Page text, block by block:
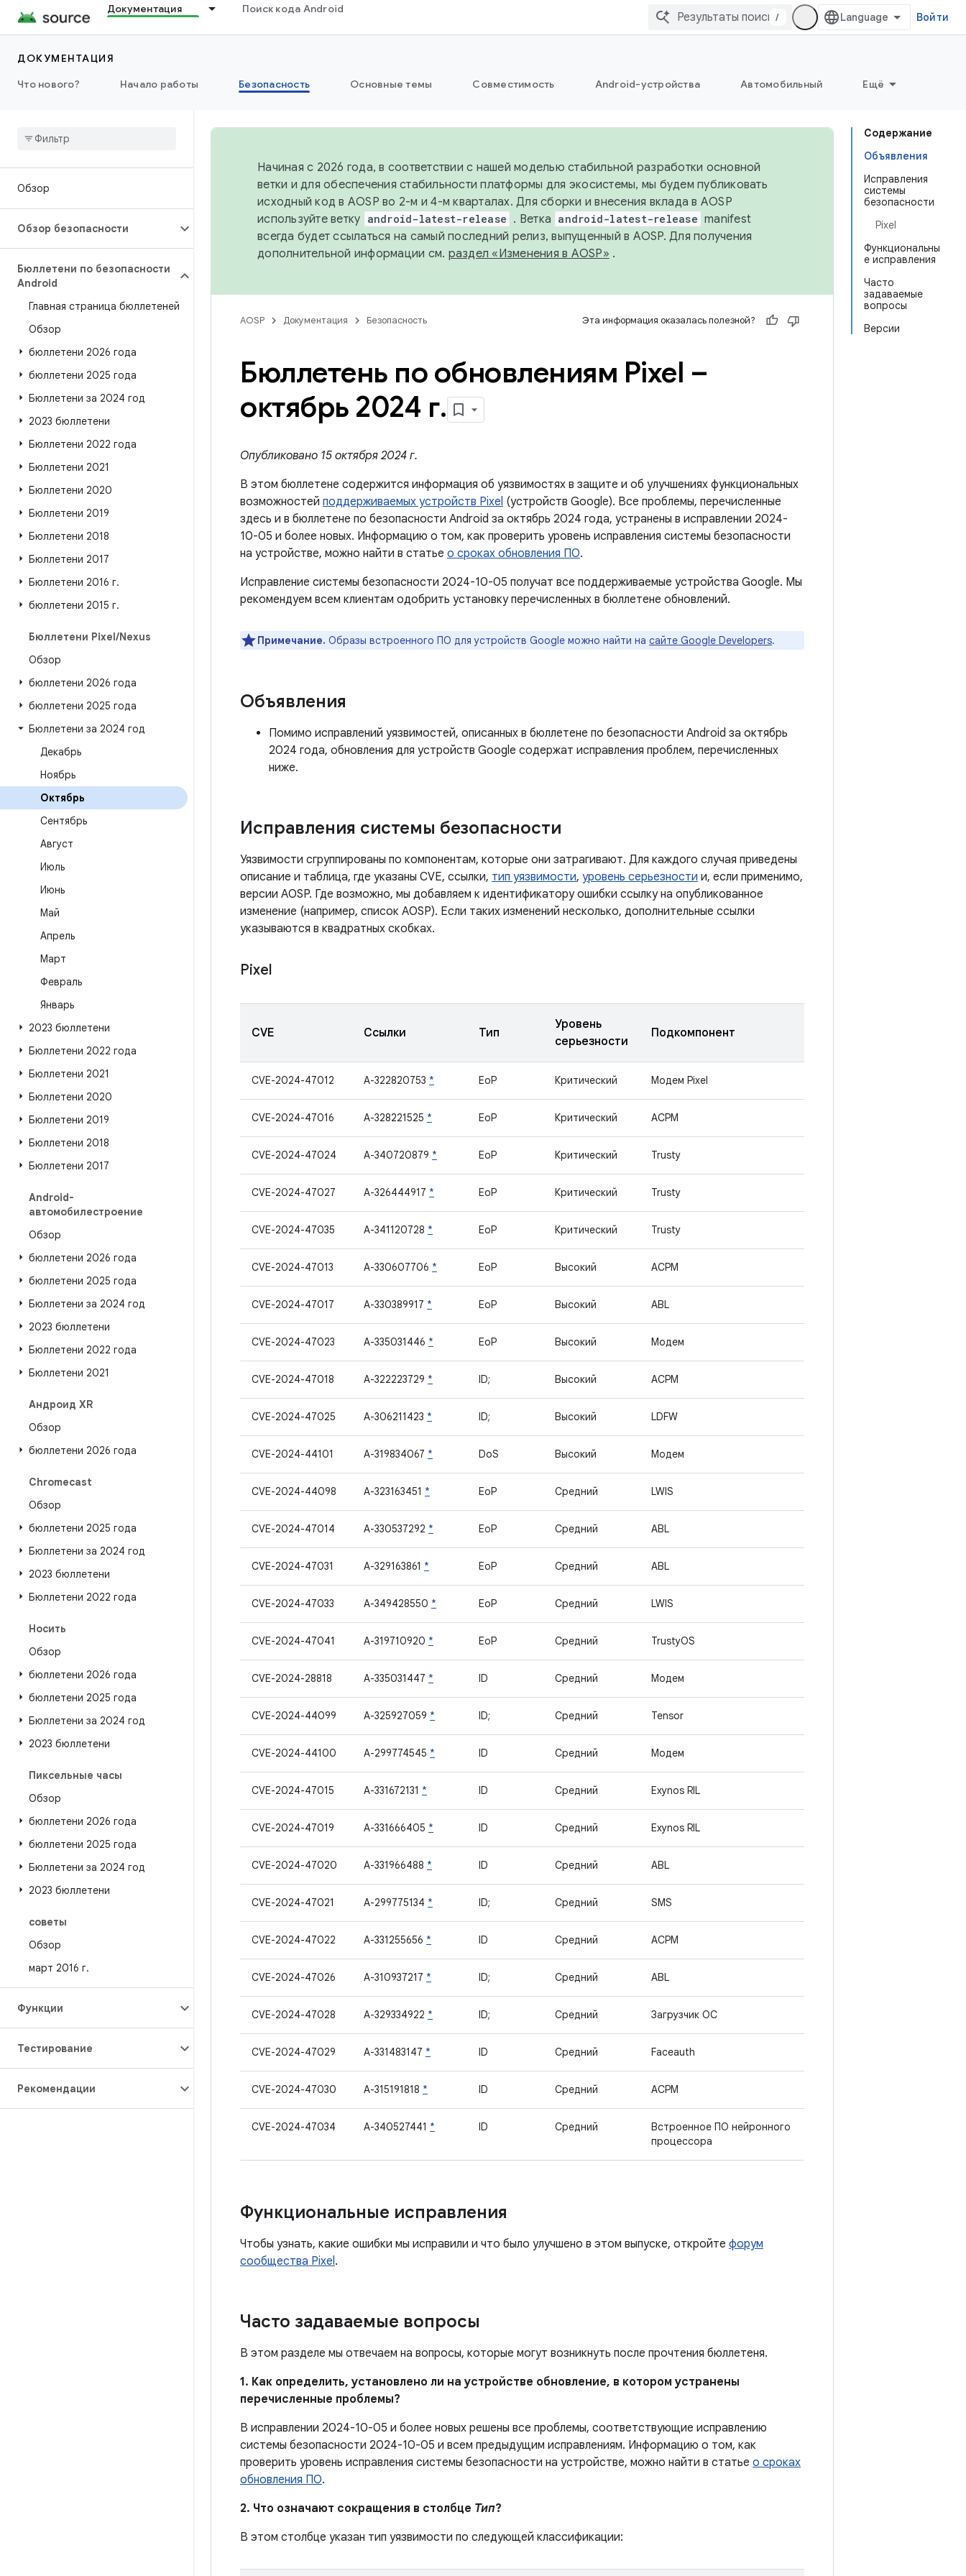
Документация Поиск кода Android
/ Войти
ДОКУМЕНТАЦИЯ
Что нового?
Начало работы Безопасность Основные темы Совместимость Android-устройства Автомобильный Ещё
Обзор
Обзор безопасности
Бюллетени по безопасности
Android
Главная страница бюллетеней
Обзор
бюллетени 2026 года
бюллетени 2025 года
Бюллетени за 2024 год
2023 бюллетени
Бюллетени 2022 года
Бюллетени 2021
Бюллетени 2020
Бюллетени 2019
Бюллетени 2018
Бюллетени 2017
Бюллетени 2016 г.
бюллетени 2015 г.
Бюллетени Pixel/Nexus
Обзор
бюллетени 2026 года
бюллетени 2025 года
Бюллетени за 2024 год
Декабрь
Ноябрь
Октябрь
Сентябрь
Август
Июль
Июнь
Май
Апрель
Март
Февраль
Январь
2023 бюллетени
Бюллетени 2022 года
Бюллетени 2021
Бюллетени 2020
Бюллетени 2019
Бюллетени 2018
Бюллетени 2017
Android-
автомобилестроение
Обзор
бюллетени 2026 года
бюллетени 2025 года
Бюллетени за 2024 год
2023 бюллетени
Бюллетени 2022 года
Бюллетени 2021
Андроид XR
Обзор
бюллетени 2026 года
Chromecast
Обзор
бюллетени 2025 года
Бюллетени за 2024 год
2023 бюллетени
Бюллетени 2022 года
Носить
Обзор
бюллетени 2026 года
бюллетени 2025 года
Бюллетени за 2024 год
2023 бюллетени
Пиксельные часы
Обзор
бюллетени 2026 года
бюллетени 2025 года
Бюллетени за 2024 год
2023 бюллетени
советы
Обзор
март 2016 г.
Функции
Тестирование
Рекомендации
Содержание
Объявления
Исправления
системы
безопасности
Pixel
Функциональны
е исправления
Часто
задаваемые
вопросы
Версии
Начиная с 2026 года, в соответствии с нашей моделью стабильной разработки основной
ветки и для обеспечения стабильности платформы для экосистемы, мы будем публиковать
исходный код в AOSP во 2-м и 4-м кварталах. Для сборки и внесения вклада в AOSP
используйте ветку android-latest-release . Ветка android-latest-release manifest
всегда будет ссылаться на самый последний релиз, выпущенный в AOSP. Для получения
дополнительной информации см. раздел «Изменения в AOSP» .
AOSP Документация Безопасность Эта информация оказалась полезной?
Бюллетень по обновлениям Pixel –
октябрь 2024 г.
Опубликовано 15 октября 2024 г.
В этом бюллетене содержится информация об уязвимостях в защите и об улучшениях функциональных
возможностей поддерживаемых устройств Pixel (устройств Google). Все проблемы, перечисленные
здесь и в бюллетене по безопасности Android за октябрь 2024 года, устранены в исправлении 2024-
10-05 и более новых. Информацию о том, как проверить уровень исправления системы безопасности
на устройстве, можно найти в статье о сроках обновления ПО.
Исправление системы безопасности 2024-10-05 получат все поддерживаемые устройства Google. Мы
рекомендуем всем клиентам одобрить установку перечисленных в бюллетене обновлений.
Примечание. Образы встроенного ПО для устройств Google можно найти на сайте Google Developers.
Объявления
Помимо исправлений уязвимостей, описанных в бюллетене по безопасности Android за октябрь
2024 года, обновления для устройств Google содержат исправления проблем, перечисленных
ниже.
Исправления системы безопасности
Уязвимости сгруппированы по компонентам, которые они затрагивают. Для каждого случая приведены
описание и таблица, где указаны CVE, ссылки, тип уязвимости, уровень серьезности и, если применимо,
версии AOSP. Где возможно, мы добавляем к идентификатору ошибки ссылку на опубликованное
изменение (например, список AOSP). Если таких изменений несколько, дополнительные ссылки
указываются в квадратных скобках.
Pixel
CVE Ссылки Тип
Уровень
серьезности
Подкомпонент
CVE-2024-47012 A-322820753 * EoP Критический Модем Pixel
CVE-2024-47016 A-328221525 * EoP Критический ACPM
CVE-2024-47024 A-340720879 * EoP Критический Trusty
CVE-2024-47027 A-326444917 * EoP Критический Trusty
CVE-2024-47035 A-341120728 * EoP Критический Trusty
CVE-2024-47013 A-330607706 * EoP Высокий ACPM
CVE-2024-47017 A-330389917 * EoP Высокий ABL
CVE-2024-47023 A-335031446 * EoP Высокий Модем
CVE-2024-47018 A-322223729 * ID; Высокий ACPM
CVE-2024-47025 A-306211423 * ID; Высокий LDFW
CVE-2024-44101 A-319834067 * DoS Высокий Модем
CVE-2024-44098 A-323163451 * EoP Средний LWIS
CVE-2024-47014 A-330537292 * EoP Средний ABL
CVE-2024-47031 A-329163861 * EoP Средний ABL
CVE-2024-47033 A-349428550 * EoP Средний LWIS
CVE-2024-47041 A-319710920 * EoP Средний TrustyOS
CVE-2024-28818 A-335031447 * ID Средний Модем
CVE-2024-44099 A-325927059 * ID; Средний Tensor
CVE-2024-44100 A-299774545 * ID Средний Модем
CVE-2024-47015 A-331672131 * ID Средний Exynos RIL
CVE-2024-47019 A-331666405 * ID Средний Exynos RIL
CVE-2024-47020 A-331966488 * ID Средний ABL
CVE-2024-47021 A-299775134 * ID; Средний SMS
CVE-2024-47022 A-331255656 * ID Средний ACPM
CVE-2024-47026 A-310937217 * ID; Средний ABL
CVE-2024-47028 A-329334922 * ID; Средний Загрузчик ОС
CVE-2024-47029 A-331483147 * ID Средний Faceauth
CVE-2024-47030 A-315191818 * ID Средний ACPM
CVE-2024-47034 A-340527441 * ID Средний
Встроенное ПО нейронного
процессора
Функциональные исправления
Чтобы узнать, какие ошибки мы исправили и что было улучшено в этом выпуске, откройте форум
сообщества Pixel.
Часто задаваемые вопросы
В этом разделе мы отвечаем на вопросы, которые могут возникнуть после прочтения бюллетеня.
1. Как определить, установлено ли на устройстве обновление, в котором устранены
перечисленные проблемы?
В исправлении 2024-10-05 и более новых решены все проблемы, соответствующие исправлению
системы безопасности 2024-10-05 и всем предыдущим исправлениям. Информацию о том, как
проверить уровень исправления системы безопасности на устройстве, можно найти в статье о сроках
обновления ПО.
2. Что означают сокращения в столбце Тип?
В этом столбце указан тип уязвимости по следующей классификации: